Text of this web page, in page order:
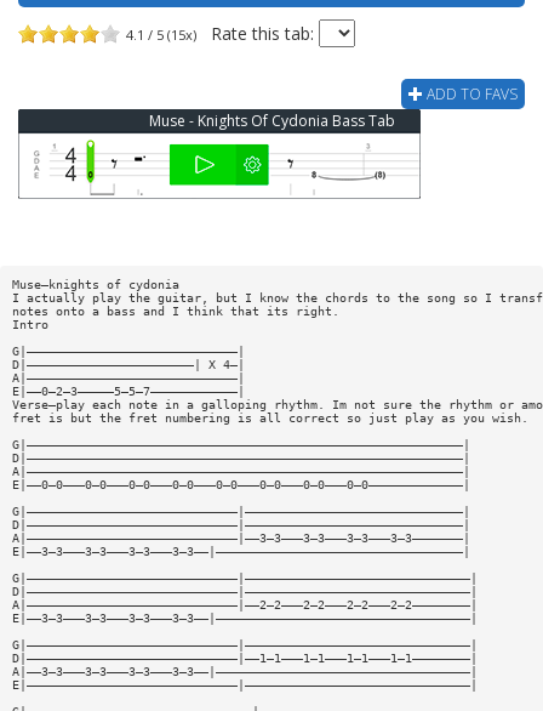
4.1 / 5 (15x) Rate this tab:
ADD TO FAVS
Muse - Knights Of Cydonia Bass Tab
Muse—knights of cydonia
I actually play the guitar, but I know the chords to the song so I
notes onto a bass and I think that its right.
Intro
G|—————————————————————————————|
D|———————————————————————| X 4—|
A|—————————————————————————————|
E|——0—2—3—————5—5—7————————————|
Verse—play each note in a galloping rhythm. Im not sure the rhythm or
fret is but the fret numbering is all correct so just play as you wish.
G|————————————————————————————————————————————————————————————|
D|————————————————————————————————————————————————————————————|
A|————————————————————————————————————————————————————————————|
E|——0—0———0—0———0—0———0—0———0—0———0—0———0—0———0—0—————————————|
G|—————————————————————————————|——————————————————————————————|
D|—————————————————————————————|——————————————————————————————|
A|—————————————————————————————|——3—3———3—3———3—3———3—3———————|
E|——3—3———3—3———3—3———3—3——|——————————————————————————————————|
G|—————————————————————————————|———————————————————————————————|
D|—————————————————————————————|———————————————————————————————|
A|—————————————————————————————|——2—2———2—2———2—2———2—2————————|
E|——3—3———3—3———3—3———3—3——|———————————————————————————————————|
G|—————————————————————————————|———————————————————————————————|
D|—————————————————————————————|——1—1———1—1———1—1———1—1————————|
A|——3—3———3—3———3—3———3—3——|———————————————————————————————————|
E|—————————————————————————————|———————————————————————————————|